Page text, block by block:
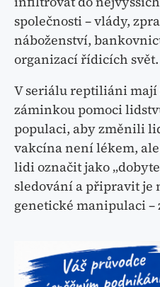
společnosti – vlády,
náboženství,
organizací řídicích svět.
V seriálu reptiliáni mají
záminkou pomoci
populaci, aby změnili
vakcína není lékem,
lidi označit jako
sledování a připravit je
genetické manipulaci